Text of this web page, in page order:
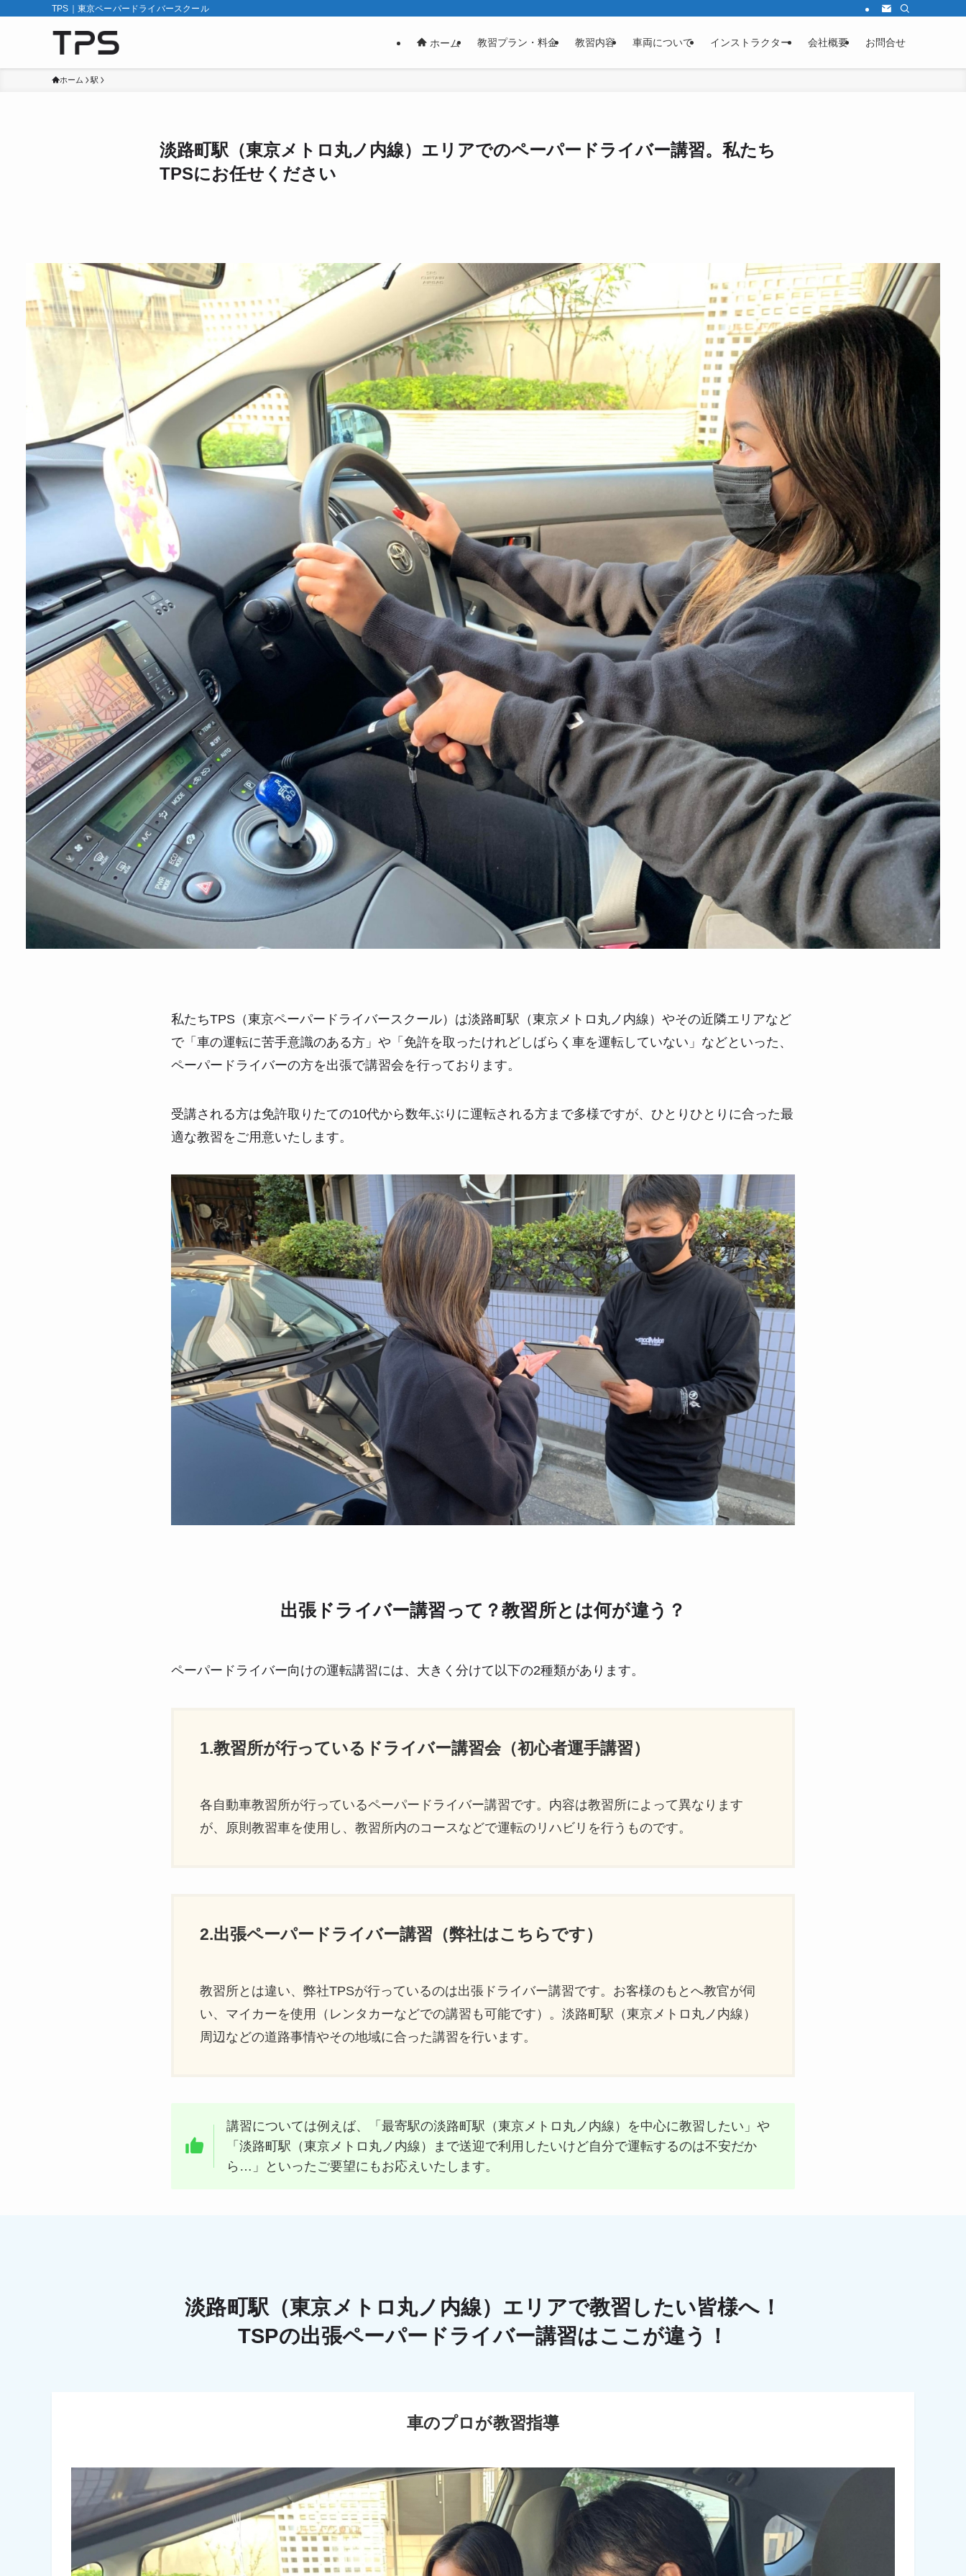
TPS｜東京ペーパードライバースクール
ホーム 教習プラン・料金 教習内容 車両について インストラクター 会社概要 お問合せ
ホーム 駅
淡路町駅（東京メトロ丸ノ内線）エリアでのペーパードライバー講習。私たち
TPSにお任せください
私たちTPS（東京ペーパードライバースクール）は淡路町駅（東京メトロ丸ノ内線）やその近隣エリアなど
で「車の運転に苦手意識のある方」や「免許を取ったけれどしばらく車を運転していない」などといった、
ペーパードライバーの方を出張で講習会を行っております。
受講される方は免許取りたての10代から数年ぶりに運転される方まで多様ですが、ひとりひとりに合った最
適な教習をご用意いたします。
出張ドライバー講習って？教習所とは何が違う？
ペーパードライバー向けの運転講習には、大きく分けて以下の2種類があります。
1.教習所が行っているドライバー講習会（初心者運手講習）
各自動車教習所が行っているペーパードライバー講習です。内容は教習所によって異なります
が、原則教習車を使用し、教習所内のコースなどで運転のリハビリを行うものです。
2.出張ペーパードライバー講習（弊社はこちらです）
教習所とは違い、弊社TPSが行っているのは出張ドライバー講習です。お客様のもとへ教官が伺
い、マイカーを使用（レンタカーなどでの講習も可能です）。淡路町駅（東京メトロ丸ノ内線）
周辺などの道路事情やその地域に合った講習を行います。
講習については例えば、「最寄駅の淡路町駅（東京メトロ丸ノ内線）を中心に教習したい」や
「淡路町駅（東京メトロ丸ノ内線）まで送迎で利用したいけど自分で運転するのは不安だか
ら…」といったご要望にもお応えいたします。
淡路町駅（東京メトロ丸ノ内線）エリアで教習したい皆様へ！
TSPの出張ペーパードライバー講習はここが違う！
車のプロが教習指導